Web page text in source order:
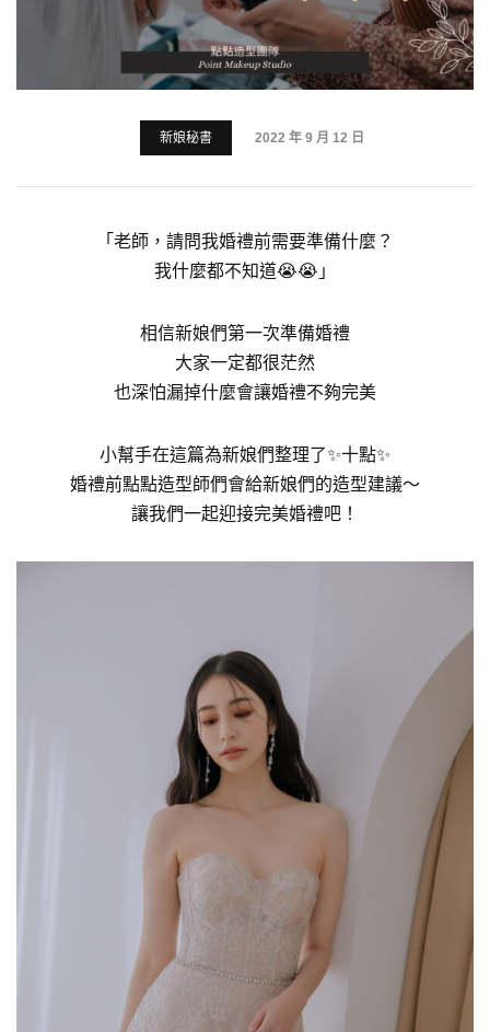
新娘秘書 2022 年 9 月 12 日
「老師，請問我婚禮前需要準備什麼？
我什麼都不知道😭😭」
相信新娘們第一次準備婚禮
大家一定都很茫然
也深怕漏掉什麼會讓婚禮不夠完美
小幫手在這篇為新娘們整理了✨十點✨
婚禮前點點造型師們會給新娘們的造型建議～
讓我們一起迎接完美婚禮吧！